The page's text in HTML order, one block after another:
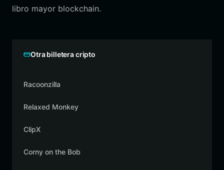
libro mayor blockchain.
Otra billetera cripto
Racoonzilla
Relaxed Monkey
ClipX
Corny on the Bob